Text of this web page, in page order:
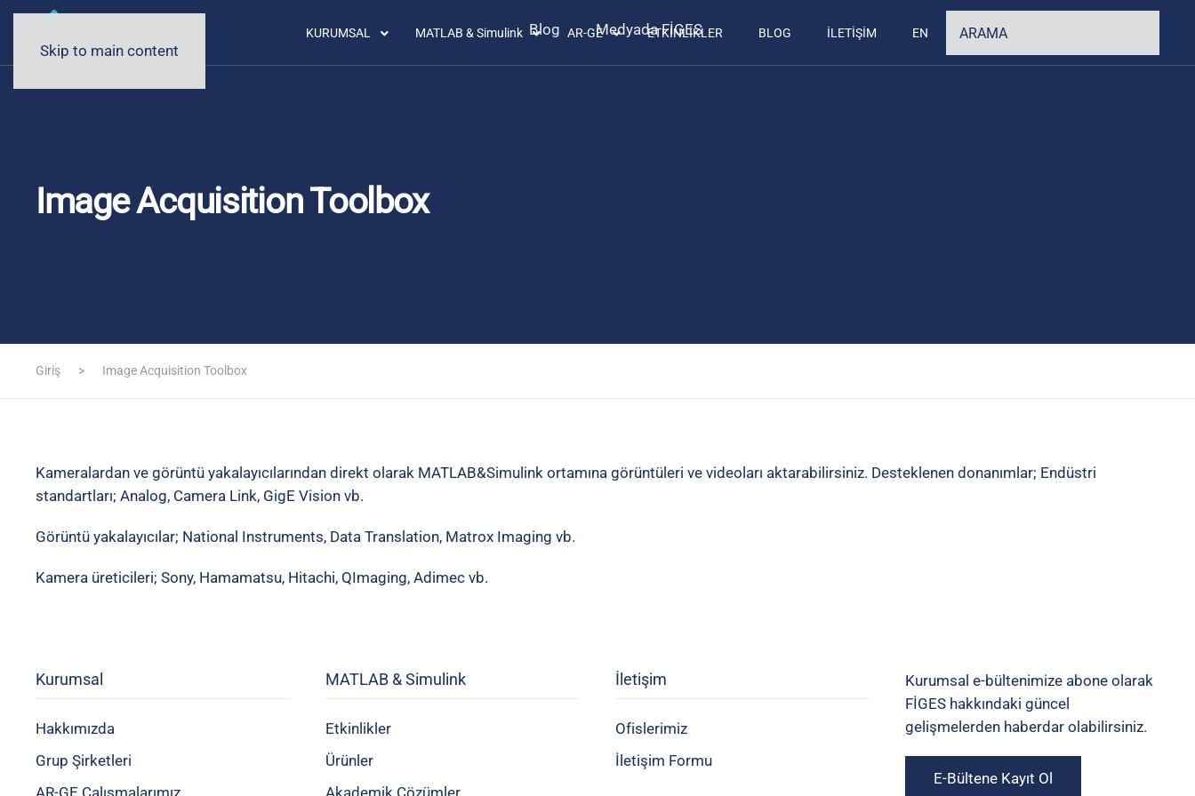
Skip to main content
KURUMSAL MATLAB & Simulink AR-GE ETKİNLİKLER BLOG İLETİŞİM EN
Blog Medyada FİGES
Image Acquisition Toolbox
Giriş Image Acquisition Toolbox
Kameralardan ve görüntü yakalayıcılarından direkt olarak MATLAB&Simulink ortamına görüntüleri ve videoları aktarabilirsiniz. Desteklenen donanımlar; Endüstri
standartları; Analog, Camera Link, GigE Vision vb.
Görüntü yakalayıcılar; National Instruments, Data Translation, Matrox Imaging vb.
Kamera üreticileri; Sony, Hamamatsu, Hitachi, QImaging, Adimec vb.
Kurumsal
Hakkımızda
Grup Şirketleri
AR-GE Çalışmalarımız
MATLAB & Simulink
Etkinlikler
Ürünler
Akademik Çözümler
İletişim
Ofislerimiz
İletişim Formu
Kurumsal e-bültenimize abone olarak
FİGES hakkındaki güncel
gelişmelerden haberdar olabilirsiniz.
E-Bültene Kayıt Ol